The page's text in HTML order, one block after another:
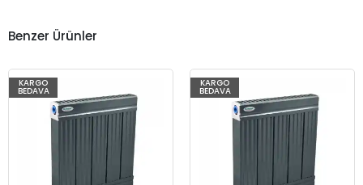
Benzer Ürünler
KARGO
BEDAVA
KARGO
BEDAVA